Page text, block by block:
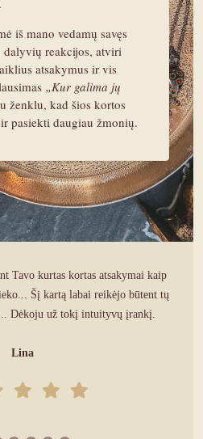
iš mano vedamų savęs
reakcijos, atviri
atsakymus ir vis
„Kur galima jų
ženklu, kad šios kortos
pasiekti daugiau žmonių.
puiku būtų turėti tokias kortas, ir
jas naudoju 🙂